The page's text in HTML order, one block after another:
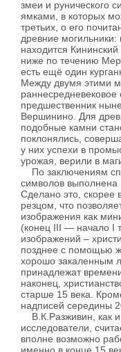
змеи и рунического
ямками, в которых
третьих, о его
древние могильники:
находится
ниже по течению
есть ещё один
Между двумя этими
предшественник
Вершинино. Для
подобные камни
поклонялись,
у них успехи в
урожая, верили в
По заключениям
символов выполнена
Сделано это, скорее
резцом, что
изображения как
(конец III — начало I
изображений –
позднее с помощью
хорошо закаленным
принадлежат
наконец,
старше 15 века.
надписей середины
В.К.Разживин, как и
исследователи,
вполне возможно